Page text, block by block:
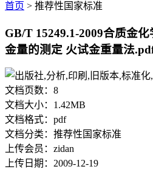
首页 > 推荐性国家标准
GB/T 15249.1-2009合质金化
金量的测定 火试金重量法
文档页数： 8
文档大小： 1.42MB
文档格式： pdf
文档分类： 推荐性国家标准
上传会员： zidan
上传日期： 2009-12-19